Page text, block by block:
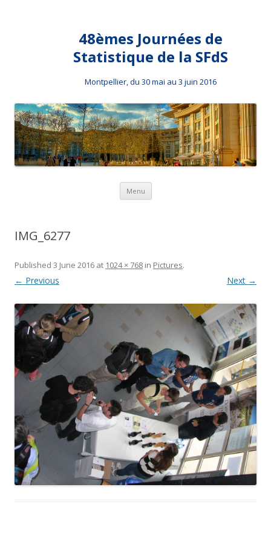
48èmes Journées de
Statistique de la SFdS
Montpellier, du 30 mai au 3 juin 2016
Menu Skip to content
IMG_6277
Published 3 June 2016 at 1024 × 768 in Pictures.
← Previous Next →